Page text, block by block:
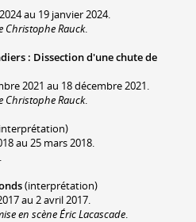
au 19 janvier 2024.
Christophe Rauck.
: Dissection d'une chute de
2021 au 18 décembre 2021.
Christophe Rauck.
au 25 mars 2018.
.
(interprétation)
au 2 avril 2017.
en scène Éric Lacascade.